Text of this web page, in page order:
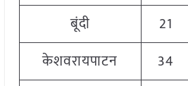
बूंदी
21
केशवरायपाटन
34